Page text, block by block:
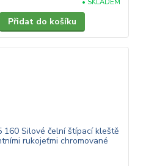
• SKLADEM
Přidat do košíku